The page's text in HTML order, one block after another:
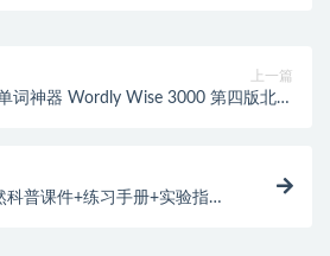
上一篇
词神器 Wordly Wise 3000 第四版北美
科普课件+练习手册+实验指